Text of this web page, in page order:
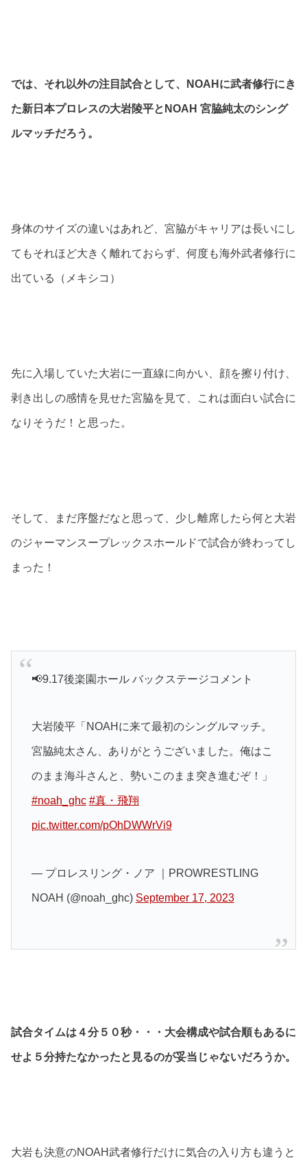
では、それ以外の注目試合として、NOAHに武者修行にき
た新日本プロレスの大岩陵平とNOAH 宮脇純太のシング
ルマッチだろう。
身体のサイズの違いはあれど、宮脇がキャリアは長いにし
てもそれほど大きく離れておらず、何度も海外武者修行に
出ている（メキシコ）
先に入場していた大岩に一直線に向かい、顔を擦り付け、
剥き出しの感情を見せた宮脇を見て、これは面白い試合に
なりそうだ！と思った。
そして、まだ序盤だなと思って、少し離席したら何と大岩
のジャーマンスープレックスホールドで試合が終わってし
まった！
📢9.17後楽園ホール バックステージコメント
大岩陵平「NOAHに来て最初のシングルマッチ。
宮脇純太さん、ありがとうございました。俺はこ
のまま海斗さんと、勢いこのまま突き進むぞ！」
#noah_ghc #真・飛翔
pic.twitter.com/pOhDWWrVi9
— プロレスリング・ノア ｜PROWRESTLING
NOAH (@noah_ghc) September 17, 2023
試合タイムは４分５０秒・・・大会構成や試合順もあるに
せよ５分持たなかったと見るのが妥当じゃないだろうか。
大岩も決意のNOAH武者修行だけに気合の入り方も違うと